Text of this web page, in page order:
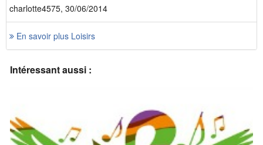
charlotte4575, 30/06/2014
En savoir plus Loisirs
Intéressant aussi :